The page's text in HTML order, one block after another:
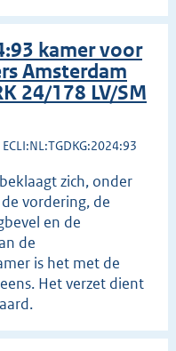
kamer voor
Amsterdam
24/178 LV/SM
ECLI:NL:TGDKG:2024:93
zich, onder
vordering, de
en de
de
is het met de
Het verzet dient